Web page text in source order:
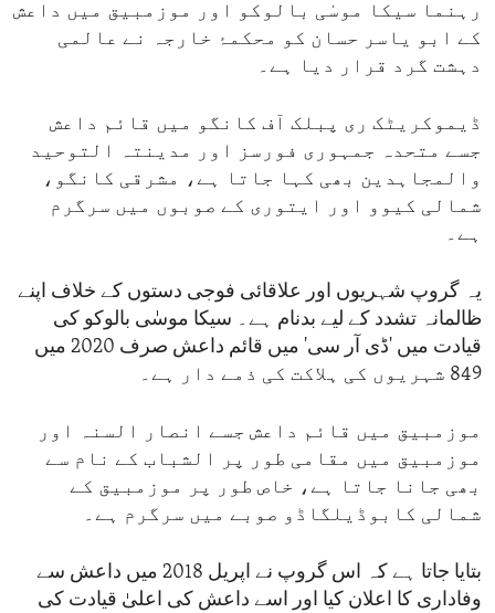
رہنما سیکا موسٰی بالوکو اور موزمبیق میں داعش
کے ابو یاسر حسان کو محکمۂ خارجہ نے عالمی
دہشت گرد قرار دیا ہے۔
ڈیموکریٹک ری پبلک آف کانگو میں قائم داعش
جسے متحدہ جمہوری فورسز اور مدینتہ التوحید
والمجاہدین بھی کہا جاتا ہے، مشرقی کانگو،
شمالی کیوو اور ایتوری کے صوبوں میں سرگرم
ہے۔
یہ گروپ شہریوں اور علاقائی فوجی دستوں کے خلاف اپنے
ظالمانہ تشدد کے لیے بدنام ہے۔ سیکا موسٰی بالوکو کی
قیادت میں 'ڈی آر سی' میں قائم داعش صرف 2020 میں
849 شہریوں کی ہلاکت کی ذمے دار ہے۔
موزمبیق میں قائم داعش جسے انصار السنہ اور
موزمبیق میں مقامی طور پر الشباب کے نام سے
بھی جانا جاتا ہے، خاص طور پر موزمبیق کے
شمالی کابوڈیلگاڈو صوبے میں سرگرم ہے۔
بتایا جاتا ہے کہ اس گروپ نے اپریل 2018 میں داعش سے
وفاداری کا اعلان کیا اور اسے داعش کی اعلیٰ قیادت کی